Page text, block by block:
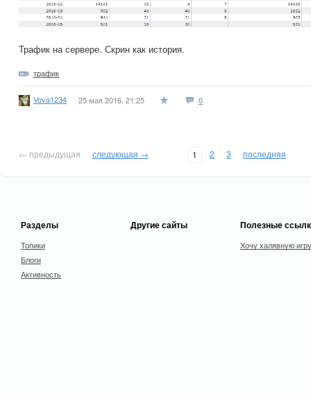
Трафик на сервере. Скрин как история.
трафик
Vova1234 25 мая 2016, 21:25 0
← предыдущая следующая → 1 2 3 последняя
Разделы
Топики
Блоги
Активность
Другие сайты Полезные
Хочу халявную игру